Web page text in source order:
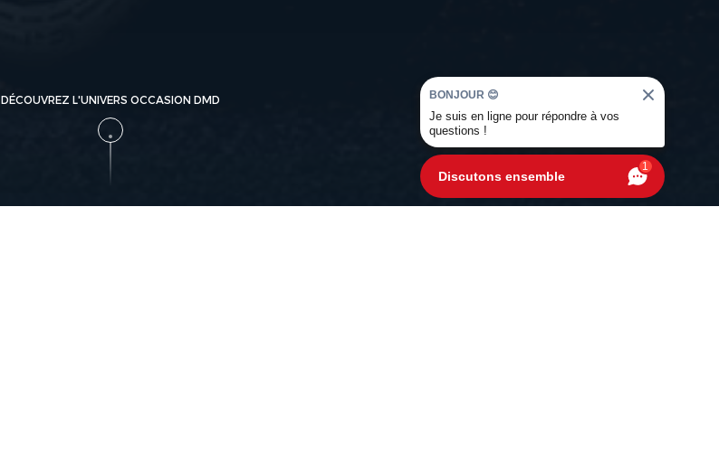
DÉCOUVREZ L'UNIVERS OCCASION DMD
Discutons ensemble
1
BONJOUR 😊
Je suis en ligne pour répondre à vos
questions !